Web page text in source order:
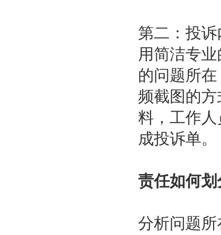
第二：投
用简洁专
的问题所
频截图的
料，工作
成投诉单。
责任如何划
分析问题